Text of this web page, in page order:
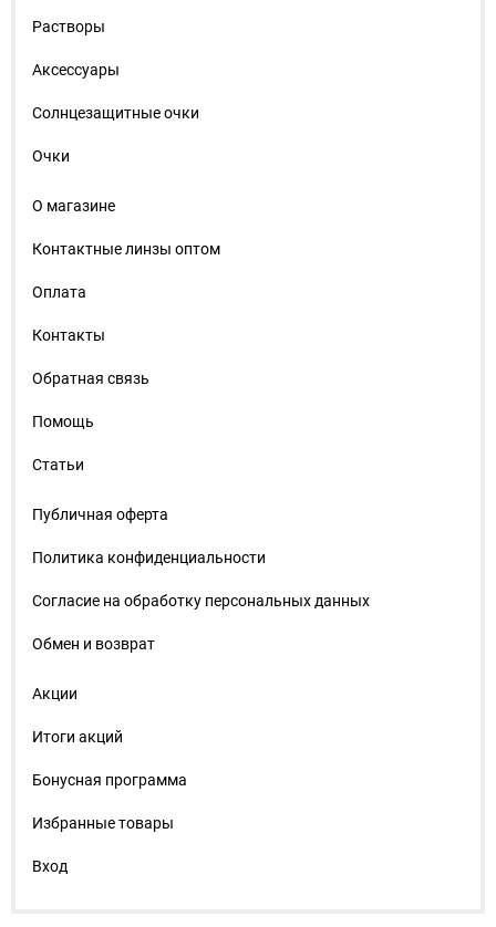
Растворы
Аксессуары
Солнцезащитные очки
Очки
О магазине
Контактные линзы оптом
Оплата
Контакты
Обратная связь
Помощь
Статьи
Публичная оферта
Политика конфиденциальности
Согласие на обработку персональных данных
Обмен и возврат
Акции
Итоги акций
Бонусная программа
Избранные товары
Вход